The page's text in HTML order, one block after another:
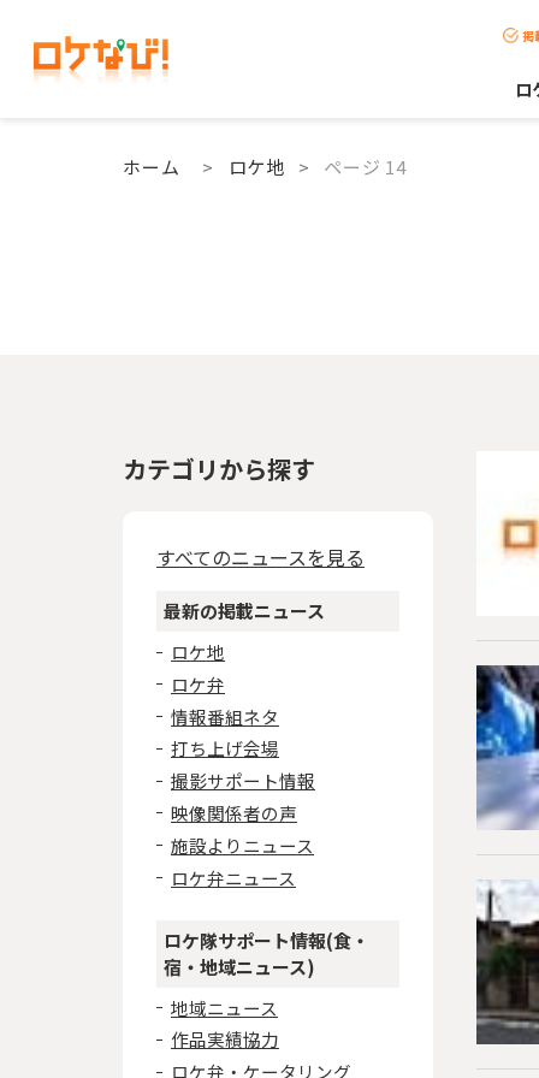
掲
ロ
ホーム > ロケ地 > ページ 14
カテゴリから探す
すべてのニュースを見る
最新の掲載ニュース
ロケ地
ロケ弁
情報番組ネタ
打ち上げ会場
撮影サポート情報
映像関係者の声
施設よりニュース
ロケ弁ニュース
ロケ隊サポート情報(食・
宿・地域ニュース)
地域ニュース
作品実績協力
ロケ弁・ケータリング